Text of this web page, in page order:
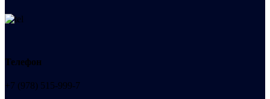
Телефон
+7 (978) 515-999-7